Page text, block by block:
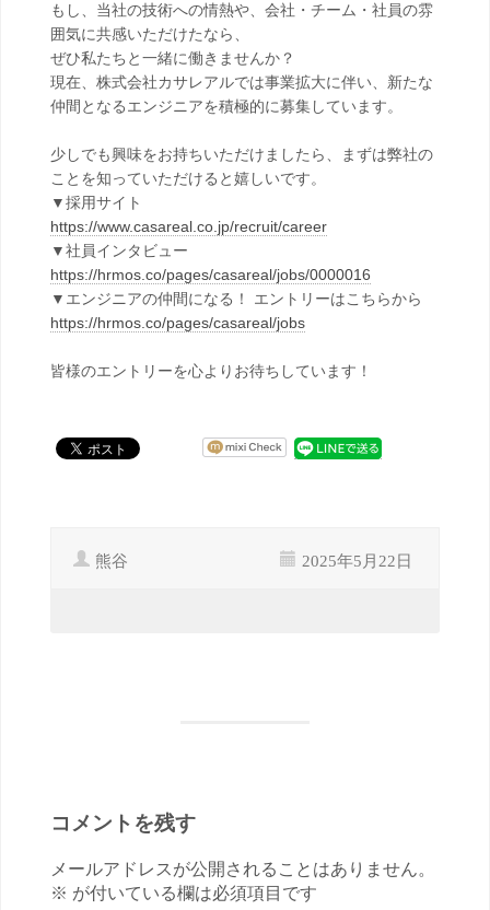
もし、当社の技術への情熱や、会社・チーム・社員の雰
囲気に共感いただけたなら、
ぜひ私たちと一緒に働きませんか？
現在、株式会社カサレアルでは事業拡大に伴い、新たな
仲間となるエンジニアを積極的に募集しています。
少しでも興味をお持ちいただけましたら、まずは弊社の
ことを知っていただけると嬉しいです。
▼採用サイト
https://www.casareal.co.jp/recruit/career
▼社員インタビュー
https://hrmos.co/pages/casareal/jobs/0000016
▼エンジニアの仲間になる！ エントリーはこちらから
https://hrmos.co/pages/casareal/jobs
皆様のエントリーを心よりお待ちしています！
熊谷 2025年5月22日
コメントを残す
メールアドレスが公開されることはありません。
※ が付いている欄は必須項目です